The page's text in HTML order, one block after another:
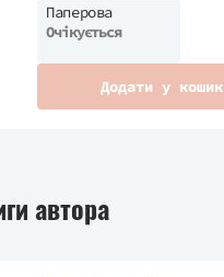
Паперова
Очікується
Додати у кошик
автора